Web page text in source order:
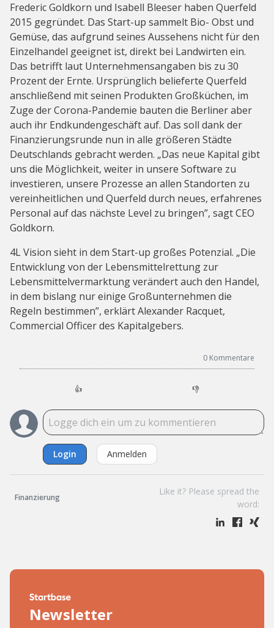
Frederic Goldkorn und Isabell Bleeser haben Querfeld
2015 gegründet. Das Start-up sammelt Bio- Obst und
Gemüse, das aufgrund seines Aussehens nicht für den
Einzelhandel geeignet ist, direkt bei Landwirten ein.
Das betrifft laut Unternehmensangaben bis zu 30
Prozent der Ernte. Ursprünglich belieferte Querfeld
anschließend mit seinen Produkten Großküchen, im
Zuge der Corona-Pandemie bauten die Berliner aber
auch ihr Endkundengeschäft auf. Das soll dank der
Finanzierungsrunde nun in alle größeren Städte
Deutschlands gebracht werden. „Das neue Kapital gibt
uns die Möglichkeit, weiter in unsere Software zu
investieren, unsere Prozesse an allen Standorten zu
vereinheitlichen und Querfeld durch neues, erfahrenes
Personal auf das nächste Level zu bringen”, sagt CEO
Goldkorn.
4L Vision sieht in dem Start-up großes Potenzial. „Die
Entwicklung von der Lebensmittelrettung zur
Lebensmittelvermarktung verändert auch den Handel,
in dem bislang nur einige Großunternehmen die
Regeln bestimmen”, erklärt Alexander Racquet,
Commercial Officer des Kapitalgebers.
0 Kommentare
👍 👎
Login Anmelden
Finanzierung
Like it? Please spread the
word:
Newsletter